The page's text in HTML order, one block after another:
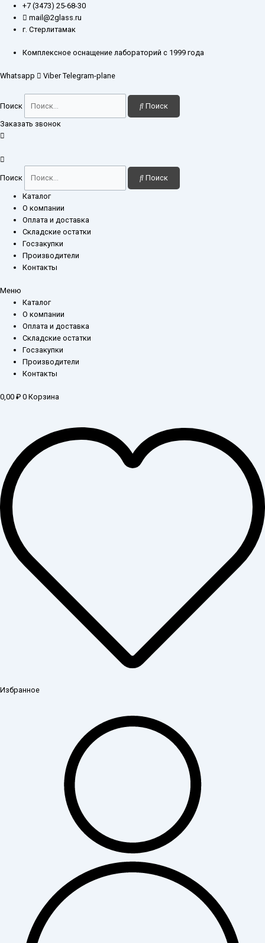
Перейти
содержимому
+7 (3473) 25-68-30
mail@2glass.ru
г. Стерлитамак
Комплексное оснащение лабораторий с 1999 года
Whatsapp Viber Telegram-plane
Поиск Поиск
Заказать звонок
Поиск Поиск
Каталог
О компании
Оплата и доставка
Складские остатки
Госзакупки
Производители
Контакты
Меню
Каталог
О компании
Оплата и доставка
Складские остатки
Госзакупки
Производители
Контакты
0,00 ₽ 0 Корзина
Избранное
Количество
товара
Колонка
21x550
фильтр
ПТФЭ